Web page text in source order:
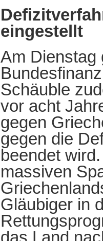
eingestellt
Am Dienstag
Schäuble
vor acht
gegen
gegen die
beendet
massiven
Gläubiger in